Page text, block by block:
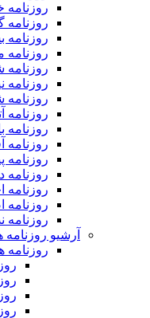
روزنامه
روزنامه
روزنامه
روزنامه
روزنامه
روزنامه
روزنامه
روزنامه
روزنامه
روزنامه
روزنامه
روزنامه
روزنامه
روزنامه
آرشیو روزنامه
روزنامه